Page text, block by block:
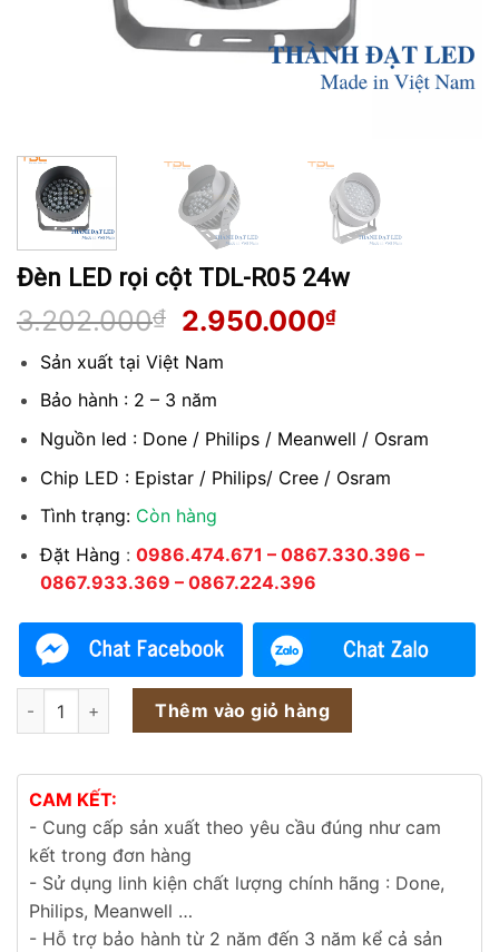
Đèn LED rọi cột TDL-R05 24w
3.202.000₫
Giá
là:
3.202.000₫.
2.950.000₫Giá
2.950.000₫.
Sản xuất tại Việt Nam
Bảo hành : 2 – 3 năm
Nguồn led : Done / Philips / Meanwell / Osram
Chip LED : Epistar / Philips/ Cree / Osram
Tình trạng: Còn hàng
Đặt Hàng : 0986.474.671 – 0867.330.396 –
0867.933.369 – 0867.224.396
Đèn LED rọi cột TDL-R05 24w số lượng
Thêm vào giỏ hàng
CAM KẾT:
- Cung cấp sản xuất theo yêu cầu đúng như cam
kết trong đơn hàng
- Sử dụng linh kiện chất lượng chính hãng : Done,
Philips, Meanwell …
- Hỗ trợ bảo hành từ 2 năm đến 3 năm kể cả sản